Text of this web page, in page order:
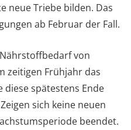
neue Triebe bilden. Das
ab Februar der Fall.
von
zeitigen Frühjahr das
spätestens Ende
sich keine neuen
beendet.